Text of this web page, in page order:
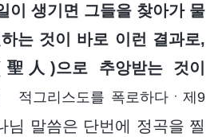
이 생기면 그들을 찾아가 물
는 것이 바로 이런 결과로,
聖人)으로 추앙받는 것이
적그리스도를 폭로하다ㆍ제9
님 말씀은 단번에 정곡을 찔